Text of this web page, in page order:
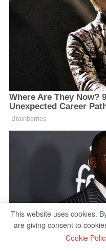
This website uses cookies.
are giving consent to
Cookie